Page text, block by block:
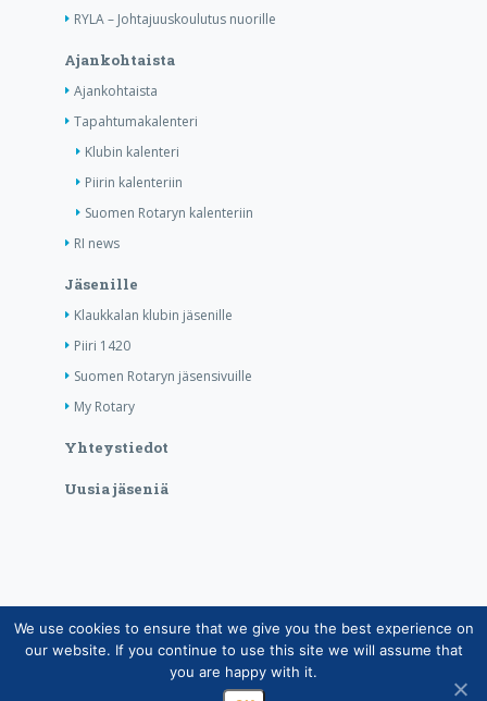
RYLA – Johtajuuskoulutus nuorille
Ajankohtaista
Ajankohtaista
Tapahtumakalenteri
Klubin kalenteri
Piirin kalenteriin
Suomen Rotaryn kalenteriin
RI news
Jäsenille
Klaukkalan klubin jäsenille
Piiri 1420
Suomen Rotaryn jäsensivuille
My Rotary
Yhteystiedot
Uusia jäseniä
Copyright © Suomen Rotarypalvelu ry 2026 |
Jäsentietojärjestelmän tietosuojaseloste|Henkilötietojen
käsittely Rotarytoiminnassa
We use cookies to ensure that we give you the best experience on
our website. If you continue to use this site we will assume that
you are happy with it.